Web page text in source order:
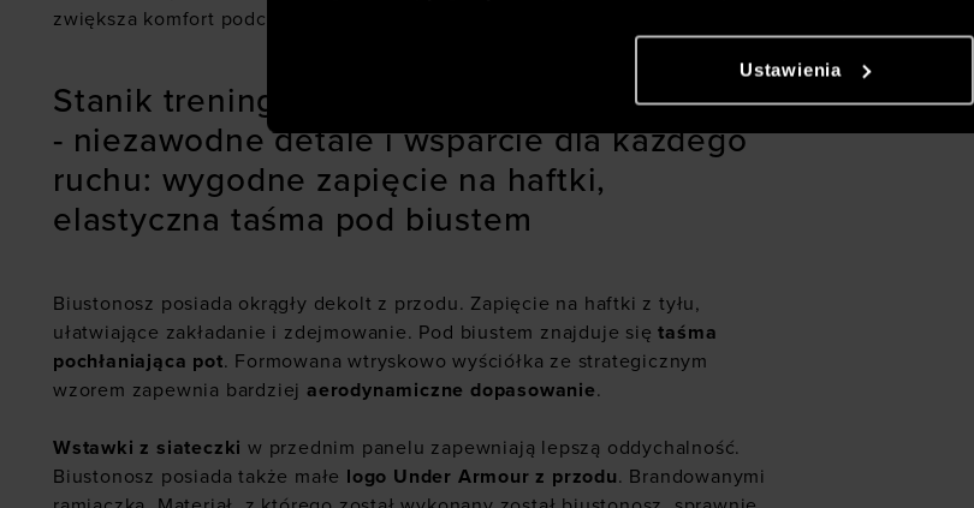
społecznościowych). Szczegółowe informacje znajdziesz w naszej
Polityce
Ustawienia
zwiększa komfort podczas treningu.
Stanik treningowy Under Armour do ćwiczeń
- niezawodne detale i wsparcie dla każdego
ruchu: wygodne zapięcie na haftki,
elastyczna taśma pod biustem
Biustonosz posiada okrągły dekolt z przodu. Zapięcie na haftki z tyłu,
ułatwiające zakładanie i zdejmowanie. Pod biustem znajduje siętaśma
pochłaniająca pot. Formowana wtryskowo wyściółka ze strategicznym
wzorem zapewnia bardziejaerodynamiczne dopasowanie.
Wstawki z siateczki w przednim panelu zapewniają lepszą oddychalność.
Biustonosz posiada także małe logo Under Armour z przodu. Brandowanymi